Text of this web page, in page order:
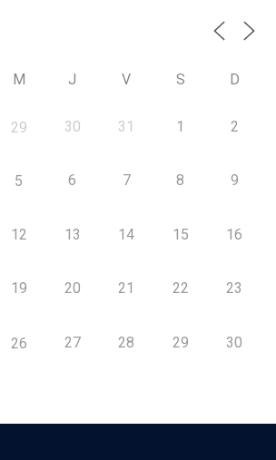
M J V S D
29 30 31 1 2
5 6 7 8 9
12 13 14 15 16
19 20 21 22 23
26 27 28 29 30